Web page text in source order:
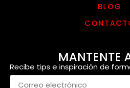
BLOG
MANTENTE
Recibe tips e inspiración de